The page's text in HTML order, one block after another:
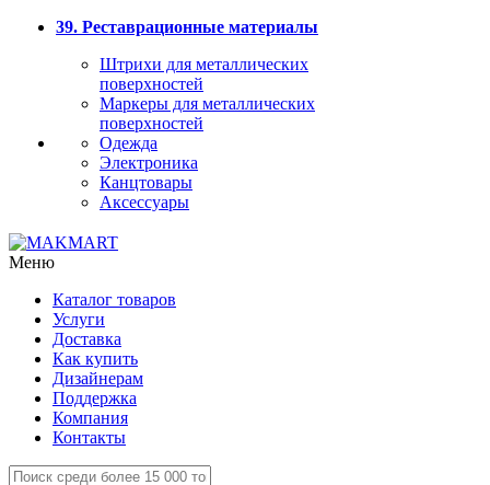
39. Реставрационные материалы
Штрихи для металлических
поверхностей
Маркеры для металлических
поверхностей
Одежда
Электроника
Канцтовары
Аксессуары
Меню
Каталог товаров
Услуги
Доставка
Как купить
Дизайнерам
Поддержка
Компания
Контакты